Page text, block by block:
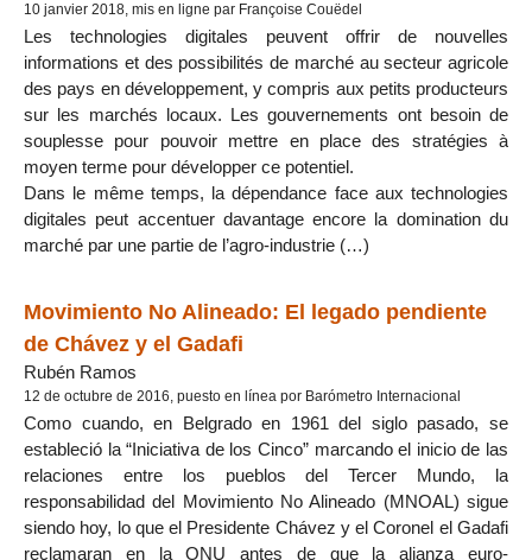
10 janvier 2018, mis en ligne par Françoise Couëdel
Les technologies digitales peuvent offrir de nouvelles
informations et des possibilités de marché au secteur agricole
des pays en développement, y compris aux petits producteurs
sur les marchés locaux. Les gouvernements ont besoin de
souplesse pour pouvoir mettre en place des stratégies à
moyen terme pour développer ce potentiel.
Dans le même temps, la dépendance face aux technologies
digitales peut accentuer davantage encore la domination du
marché par une partie de l’agro-industrie (…)
Movimiento No Alineado: El legado pendiente
de Chávez y el Gadafi
Rubén Ramos
12 de octubre de 2016, puesto en línea por Barómetro Internacional
Como cuando, en Belgrado en 1961 del siglo pasado, se
estableció la “Iniciativa de los Cinco” marcando el inicio de las
relaciones entre los pueblos del Tercer Mundo, la
responsabilidad del Movimiento No Alineado (MNOAL) sigue
siendo hoy, lo que el Presidente Chávez y el Coronel el Gadafi
reclamaran en la ONU antes de que la alianza euro-